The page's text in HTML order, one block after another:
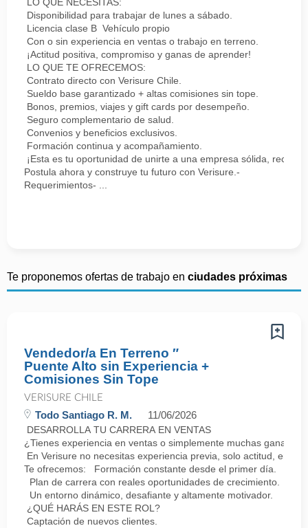
Disponibilidad para trabajar de lunes a sábado.
Licencia clase B Vehículo propio
Con o sin experiencia en ventas o trabajo en terreno.
¡Actitud positiva, compromiso y ganas de aprender!
LO QUE TE OFRECEMOS:
Contrato directo con Verisure Chile.
Sueldo base garantizado + altas comisiones sin tope.
Bonos, premios, viajes y gift cards por desempeño.
Seguro complementario de salud.
Convenios y beneficios exclusivos.
Formación continua y acompañamiento.
¡Esta es tu oportunidad de unirte a una empresa sólida,
Postula ahora y construye tu futuro con Verisure.-
Requerimientos- ...
Te proponemos ofertas de trabajo en ciudades próximas
Vendedor/a En Terreno ″
Puente Alto sin Experiencia +
Comisiones Sin Tope
VERISURE CHILE
Todo Santiago R. M. 11/06/2026
DESARROLLA TU CARRERA EN VENTAS
¿Tienes experiencia en ventas o simplemente muchas ganas
En Verisure no necesitas experiencia previa, solo actitud,
Te ofrecemos: Formación constante desde el primer día.
Plan de carrera con reales oportunidades de crecimiento.
Un entorno dinámico, desafiante y altamente motivador.
¿QUÉ HARÁS EN ESTE ROL?
Captación de nuevos clientes.